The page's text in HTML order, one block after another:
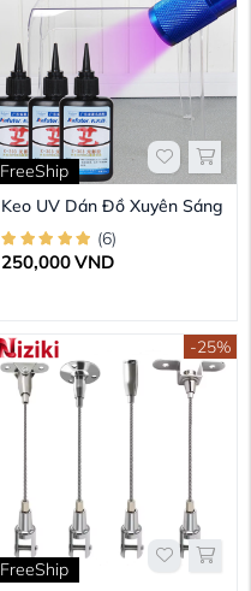
FreeShip
Keo UV Dán Đồ Xuyên Sáng
(6)
250,000VND
-25%
FreeShip